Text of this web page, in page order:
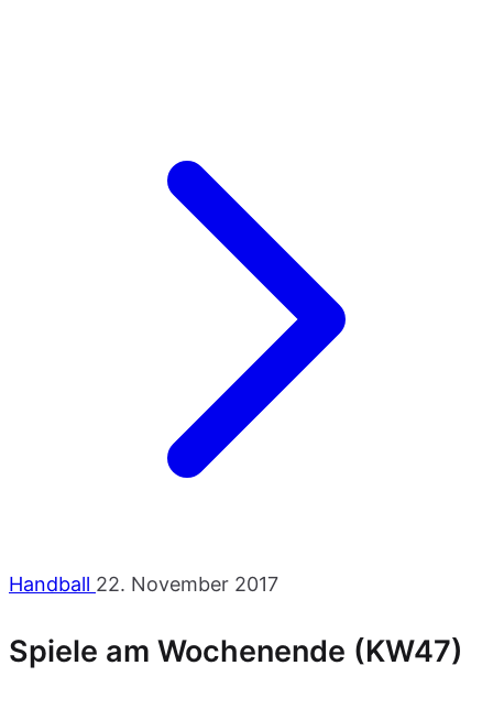
Handball 22. November 2017
Spiele am Wochenende (KW47)